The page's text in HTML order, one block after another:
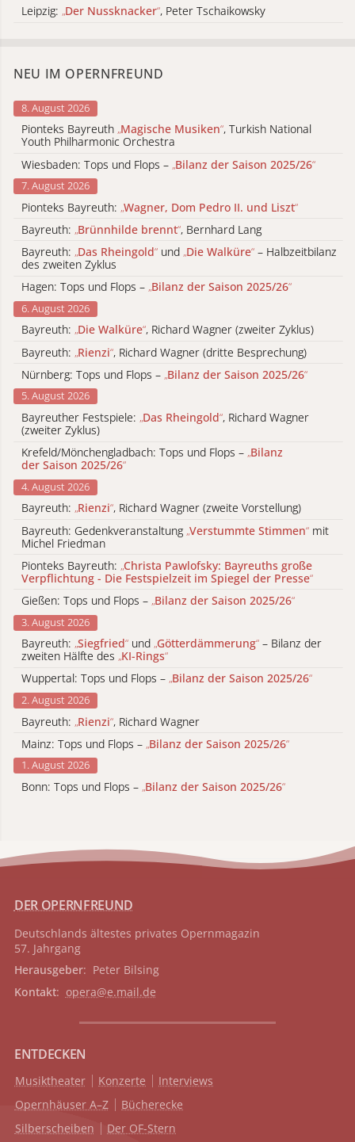
Leipzig: „Der Nussknacker“, Peter Tschaikowsky
NEU IM OPERNFREUND
8. August 2026
Pionteks Bayreuth „Magische Musiken“, Turkish National
Youth Philharmonic Orchestra
Wiesbaden: Tops und Flops – „Bilanz der Saison 2025/26“
7. August 2026
Pionteks Bayreuth: „Wagner, Dom Pedro II. und Liszt“
Bayreuth: „Brünnhilde brennt“, Bernhard Lang
Bayreuth: „Das Rheingold“ und „Die Walküre“ – Halbzeitbilanz
des zweiten Zyklus
Hagen: Tops und Flops – „Bilanz der Saison 2025/26“
6. August 2026
Bayreuth: „Die Walküre“, Richard Wagner (zweiter Zyklus)
Bayreuth: „Rienzi“, Richard Wagner (dritte Besprechung)
Nürnberg: Tops und Flops – „Bilanz der Saison 2025/26“
5. August 2026
Bayreuther Festspiele: „Das Rheingold“, Richard Wagner
(zweiter Zyklus)
Krefeld/Mönchengladbach: Tops und Flops – „Bilanz
der Saison 2025/26“
4. August 2026
Bayreuth: „Rienzi“, Richard Wagner (zweite Vorstellung)
Bayreuth: Gedenkveranstaltung „Verstummte Stimmen“ mit
Michel Friedman
Pionteks Bayreuth: „Christa Pawlofsky: Bayreuths große
Verpflichtung - Die Festspielzeit im Spiegel der Presse“
Gießen: Tops und Flops – „Bilanz der Saison 2025/26“
3. August 2026
Bayreuth: „Siegfried“ und „Götterdämmerung“ – Bilanz der
zweiten Hälfte des „KI-Rings“
Wuppertal: Tops und Flops – „Bilanz der Saison 2025/26“
2. August 2026
Bayreuth: „Rienzi“, Richard Wagner
Mainz: Tops und Flops – „Bilanz der Saison 2025/26“
1. August 2026
Bonn: Tops und Flops – „Bilanz der Saison 2025/26“
DER OPERNFREUND
Deutschlands ältestes privates Opernmagazin
57. Jahrgang
Herausgeber: Peter Bilsing
Kontakt: opera@e.mail.de
ENTDECKEN
Musiktheater Konzerte
Interviews
Opernhäuser A–Z
Bücherecke
Silberscheiben
Der OF-Stern